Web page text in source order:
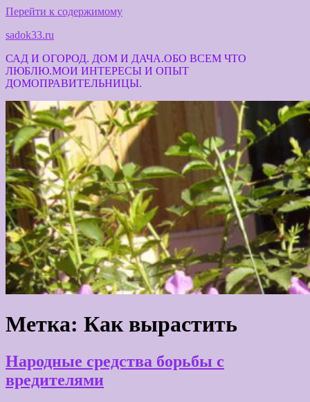
Перейти к содержимому
sadok33.ru
САД И ОГОРОД. ДОМ И ДАЧА.ОБО ВСЕМ ЧТО
ЛЮБЛЮ.МОИ ИНТЕРЕСЫ И ОПЫТ
ДОМОПРАВИТЕЛЬНИЦЫ.
Метка: Как вырастить
Народные средства борьбы с
вредителями